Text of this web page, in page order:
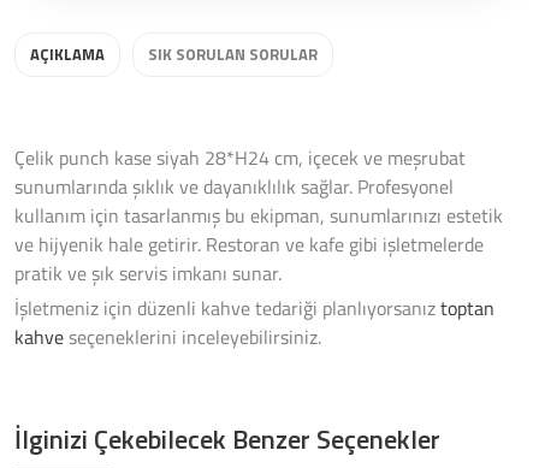
AÇIKLAMA SIK SORULAN SORULAR
Çelik punch kase siyah 28*H24 cm, içecek ve meşrubat
sunumlarında şıklık ve dayanıklılık sağlar. Profesyonel
kullanım için tasarlanmış bu ekipman, sunumlarınızı estetik
ve hijyenik hale getirir. Restoran ve kafe gibi işletmelerde
pratik ve şık servis imkanı sunar.
İşletmeniz için düzenli kahve tedariği planlıyorsanıztoptan
kahveseçeneklerini inceleyebilirsiniz.
İlginizi Çekebilecek Benzer Seçenekler